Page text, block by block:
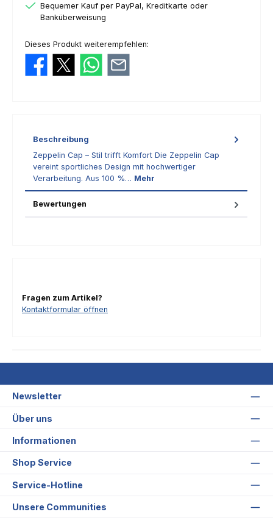
Bequemer Kauf per PayPal, Kreditkarte oder
Banküberweisung
Dieses Produkt weiterempfehlen:
Beschreibung
Zeppelin Cap – Stil trifft Komfort Die Zeppelin Cap
vereint sportliches Design mit hochwertiger
Verarbeitung. Aus 100 %… Mehr
Bewertungen
Fragen zum Artikel?
Kontaktformular öffnen
Newsletter
Über uns
Informationen
Shop Service
Service-Hotline
Unsere Communities